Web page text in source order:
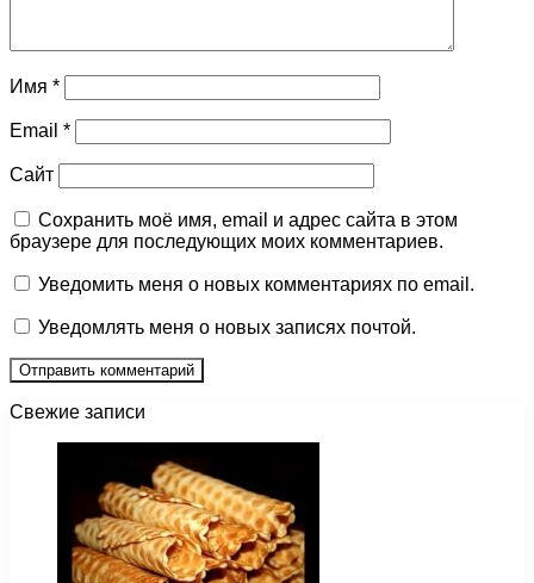
Имя *
Email *
Сайт
Сохранить моё имя, email и адрес сайта в этом
браузере для последующих моих комментариев.
Уведомить меня о новых комментариях по email.
Уведомлять меня о новых записях почтой.
Свежие записи